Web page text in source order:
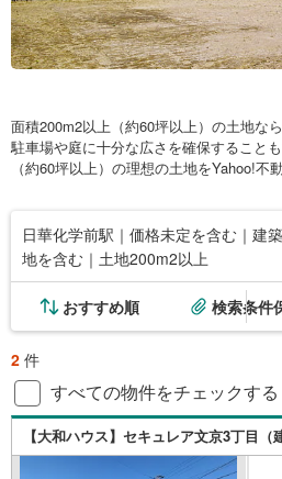
面積200m2以上（約60坪以上）の土地な
駐車場や庭に十分な広さを確保すること
（約60坪以上）の理想の土地をYahoo!不
日華化学前駅｜価格未定を含む｜建
地を含む｜土地200m2以上
おすすめ順 検索条件
2 件
すべての物件をチェックする
【大和ハウス】セキュレア文京3丁目（